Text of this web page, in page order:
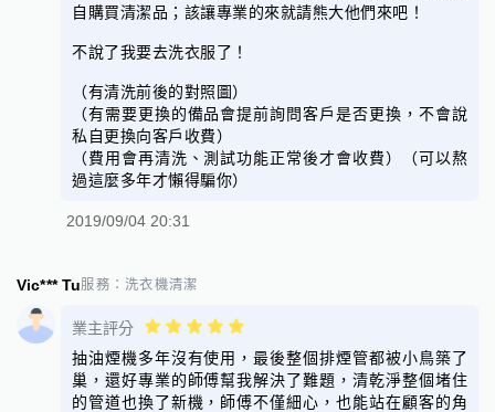
自購買清潔品；該讓專業的來就請熊大他們來吧！
不說了我要去洗衣服了！
（有清洗前後的對照圖）
（有需要更換的備品會提前詢問客戶是否更換，不會說
私自更換向客戶收費）
（費用會再清洗、測試功能正常後才會收費）（可以熬
過這麼多年才懶得騙你）
2019/09/04 20:31
Vic*** Tu服務： 洗衣機清潔
業主評分
抽油煙機多年沒有使用，最後整個排煙管都被小鳥築了
巢，還好專業的師傅幫我解決了難題，清乾淨整個堵住
的管道也換了新機，師傅不僅細心，也能站在顧客的角